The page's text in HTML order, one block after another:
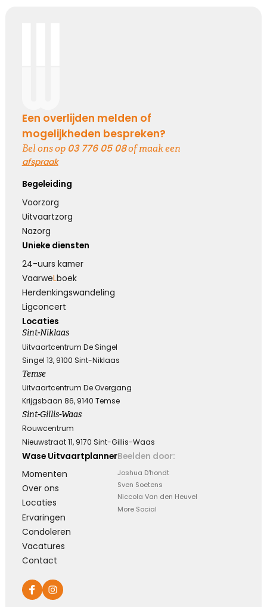
Koester de vele mooie momenten die jullie
hebben gehad, kijk terug met een lach en een
traan.
Kies dit gedicht
Loslaten zonder spijt
Loslaten is achterom kijken zonder spijt, en
vooruit kijken zonder verwachtingen ...
Kies dit gedicht
Leegte en herinneringen
Een stoel blijft leeg. Een stem blijft zwijgen. Maar
in ons hart zullen de herinneringen voor altijd
blijven.
Kies dit gedicht
Moeilijk te uiten
Soms is er zoveel dat we voelen maar zo weinig
Kies dit gedicht
Een overlijden melden of
mogelijkheden bespreken?
Bel ons op 03 776 05 08of maak een
afspraak
Begeleiding
Voorzorg
Uitvaartzorg
Nazorg
Unieke diensten
24-uurs kamer
VaarweLboek
Herdenkings­wandeling
Ligconcert
Locaties
Sint-Niklaas
Uitvaartcentrum De Singel
Singel 13, 9100 Sint-Niklaas
Temse
Uitvaartcentrum De Overgang
Krijgsbaan 86, 9140 Temse
Sint-Gillis-Waas
Rouwcentrum
Nieuwstraat 11, 9170 Sint-Gillis-Waas
Wase Uitvaartplanner
Momenten
Over ons
Locaties
Ervaringen
Condoleren
Vacatures
Contact
Beelden door:
Joshua D'hondt
Sven Soetens
Niccola Van den Heuvel
More Social